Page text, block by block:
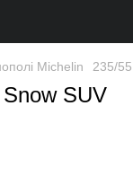
Michelin 235/
SUV